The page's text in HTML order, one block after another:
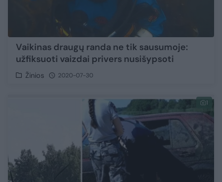
Vaikinas draugų randa ne tik sausumoje:
užfiksuoti vaizdai privers nusišypsoti
Žinios 2020-07-30
1